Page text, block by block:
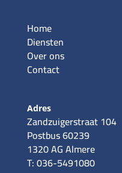
Home
Diensten
Over ons
Contact
Adres
Zandzuigerstraat 104
Postbus 60239
1320 AG Almere
T: 036-5491080